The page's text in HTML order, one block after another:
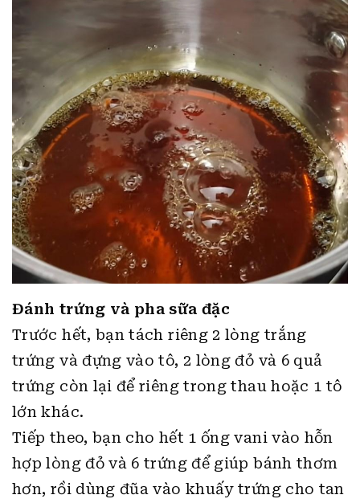
Đánh trứng và pha sữa đặc
Trước hết, bạn tách riêng 2 lòng trắng
trứng và đựng vào tô, 2 lòng đỏ và 6 quả
trứng còn lại để riêng trong thau hoặc 1 tô
lớn khác.
Tiếp theo, bạn cho hết 1 ống vani vào hỗn
hợp lòng đỏ và 6 trứng để giúp bánh thơm
hơn, rồi dùng đũa vào khuấy trứng cho tan